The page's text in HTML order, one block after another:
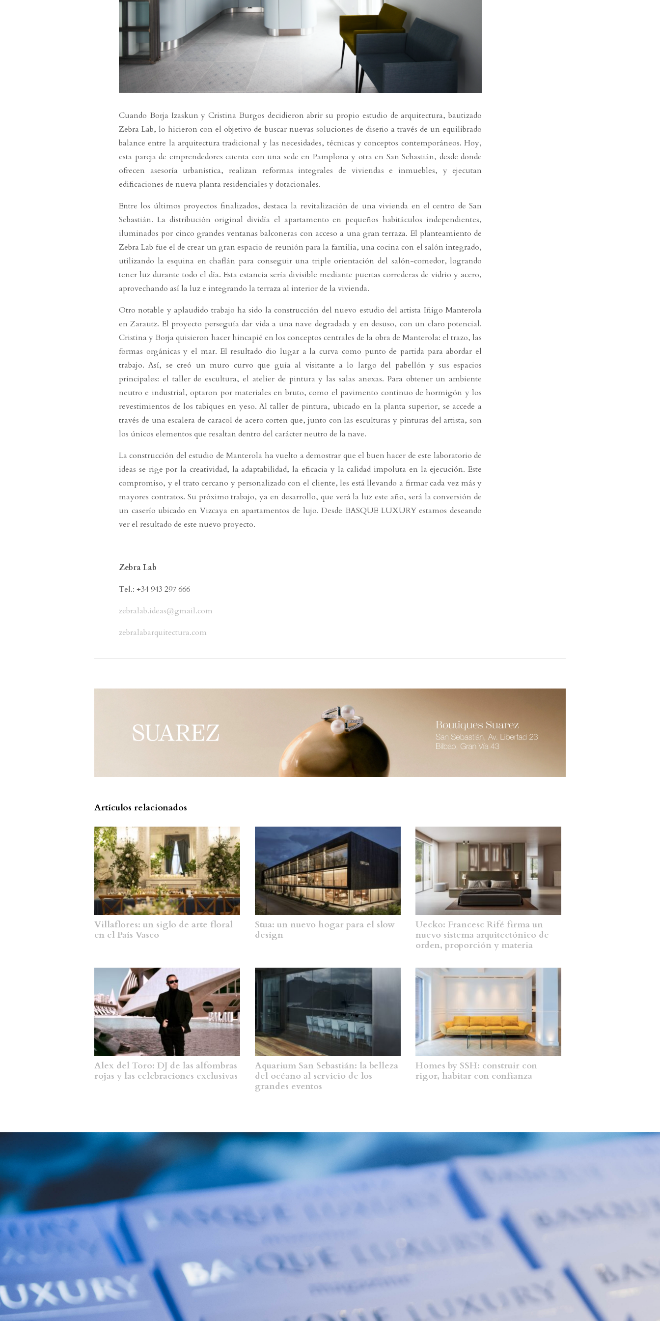
Cuando Borja Izaskun y Cristina Burgos decidieron abrir su propio estudio de arquitectura, bautizado
Zebra Lab, lo hicieron con el objetivo de buscar nuevas soluciones de diseño a través de un equilibrado
balance entre la arquitectura tradicional y las necesidades, técnicas y conceptos contemporáneos. Hoy,
esta pareja de emprendedores cuenta con una sede en Pamplona y otra en San Sebastián, desde donde
ofrecen asesoría urbanística, realizan reformas integrales de viviendas e inmuebles, y ejecutan
edificaciones de nueva planta residenciales y dotacionales.
Entre los últimos proyectos finalizados, destaca la revitalización de una vivienda en el centro de San
Sebastián. La distribución original dividía el apartamento en pequeños habitáculos independientes,
iluminados por cinco grandes ventanas balconeras con acceso a una gran terraza. El planteamiento de
Zebra Lab fue el de crear un gran espacio de reunión para la familia, una cocina con el salón integrado,
utilizando la esquina en chaflán para conseguir una triple orientación del salón-comedor, logrando
tener luz durante todo el día. Esta estancia sería divisible mediante puertas correderas de vidrio y acero,
aprovechando así la luz e integrando la terraza al interior de la vivienda.
Otro notable y aplaudido trabajo ha sido la construcción del nuevo estudio del artista Iñigo Manterola
en Zarautz. El proyecto perseguía dar vida a una nave degradada y en desuso, con un claro potencial.
Cristina y Borja quisieron hacer hincapié en los conceptos centrales de la obra de Manterola: el trazo, las
formas orgánicas y el mar. El resultado dio lugar a la curva como punto de partida para abordar el
trabajo. Así, se creó un muro curvo que guía al visitante a lo largo del pabellón y sus espacios
principales: el taller de escultura, el atelier de pintura y las salas anexas. Para obtener un ambiente
neutro e industrial, optaron por materiales en bruto, como el pavimento continuo de hormigón y los
revestimientos de los tabiques en yeso. Al taller de pintura, ubicado en la planta superior, se accede a
través de una escalera de caracol de acero corten que, junto con las esculturas y pinturas del artista, son
los únicos elementos que resaltan dentro del carácter neutro de la nave.
La construcción del estudio de Manterola ha vuelto a demostrar que el buen hacer de este laboratorio de
ideas se rige por la creatividad, la adaptabilidad, la eficacia y la calidad impoluta en la ejecución. Este
compromiso, y el trato cercano y personalizado con el cliente, les está llevando a firmar cada vez más y
mayores contratos. Su próximo trabajo, ya en desarrollo, que verá la luz este año, será la conversión de
un caserío ubicado en Vizcaya en apartamentos de lujo. Desde BASQUE LUXURY estamos deseando
ver el resultado de este nuevo proyecto.
Zebra Lab
Tel.: +34 943 297 666
zebralab.ideas@gmail.com
zebralabarquitectura.com
Artículos relacionados
Villaflores: un siglo de arte floral
en el País Vasco
Stua: un nuevo hogar para el slow
design
Uecko: Francesc Rifé firma un
nuevo sistema arquitectónico de
orden, proporción y materia
Alex del Toro: DJ de las alfombras
rojas y las celebraciones exclusivas
Aquarium San Sebastián: la belleza
del océano al servicio de los
grandes eventos
Homes by SSH: construir con
rigor, habitar con confianza